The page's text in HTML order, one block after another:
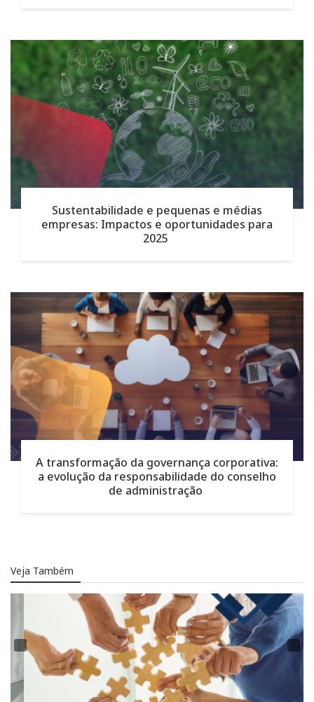
Sustentabilidade e pequenas e médias
empresas: Impactos e oportunidades para
2025
A transformação da governança corporativa:
a evolução da responsabilidade do conselho
de administração
Veja Também